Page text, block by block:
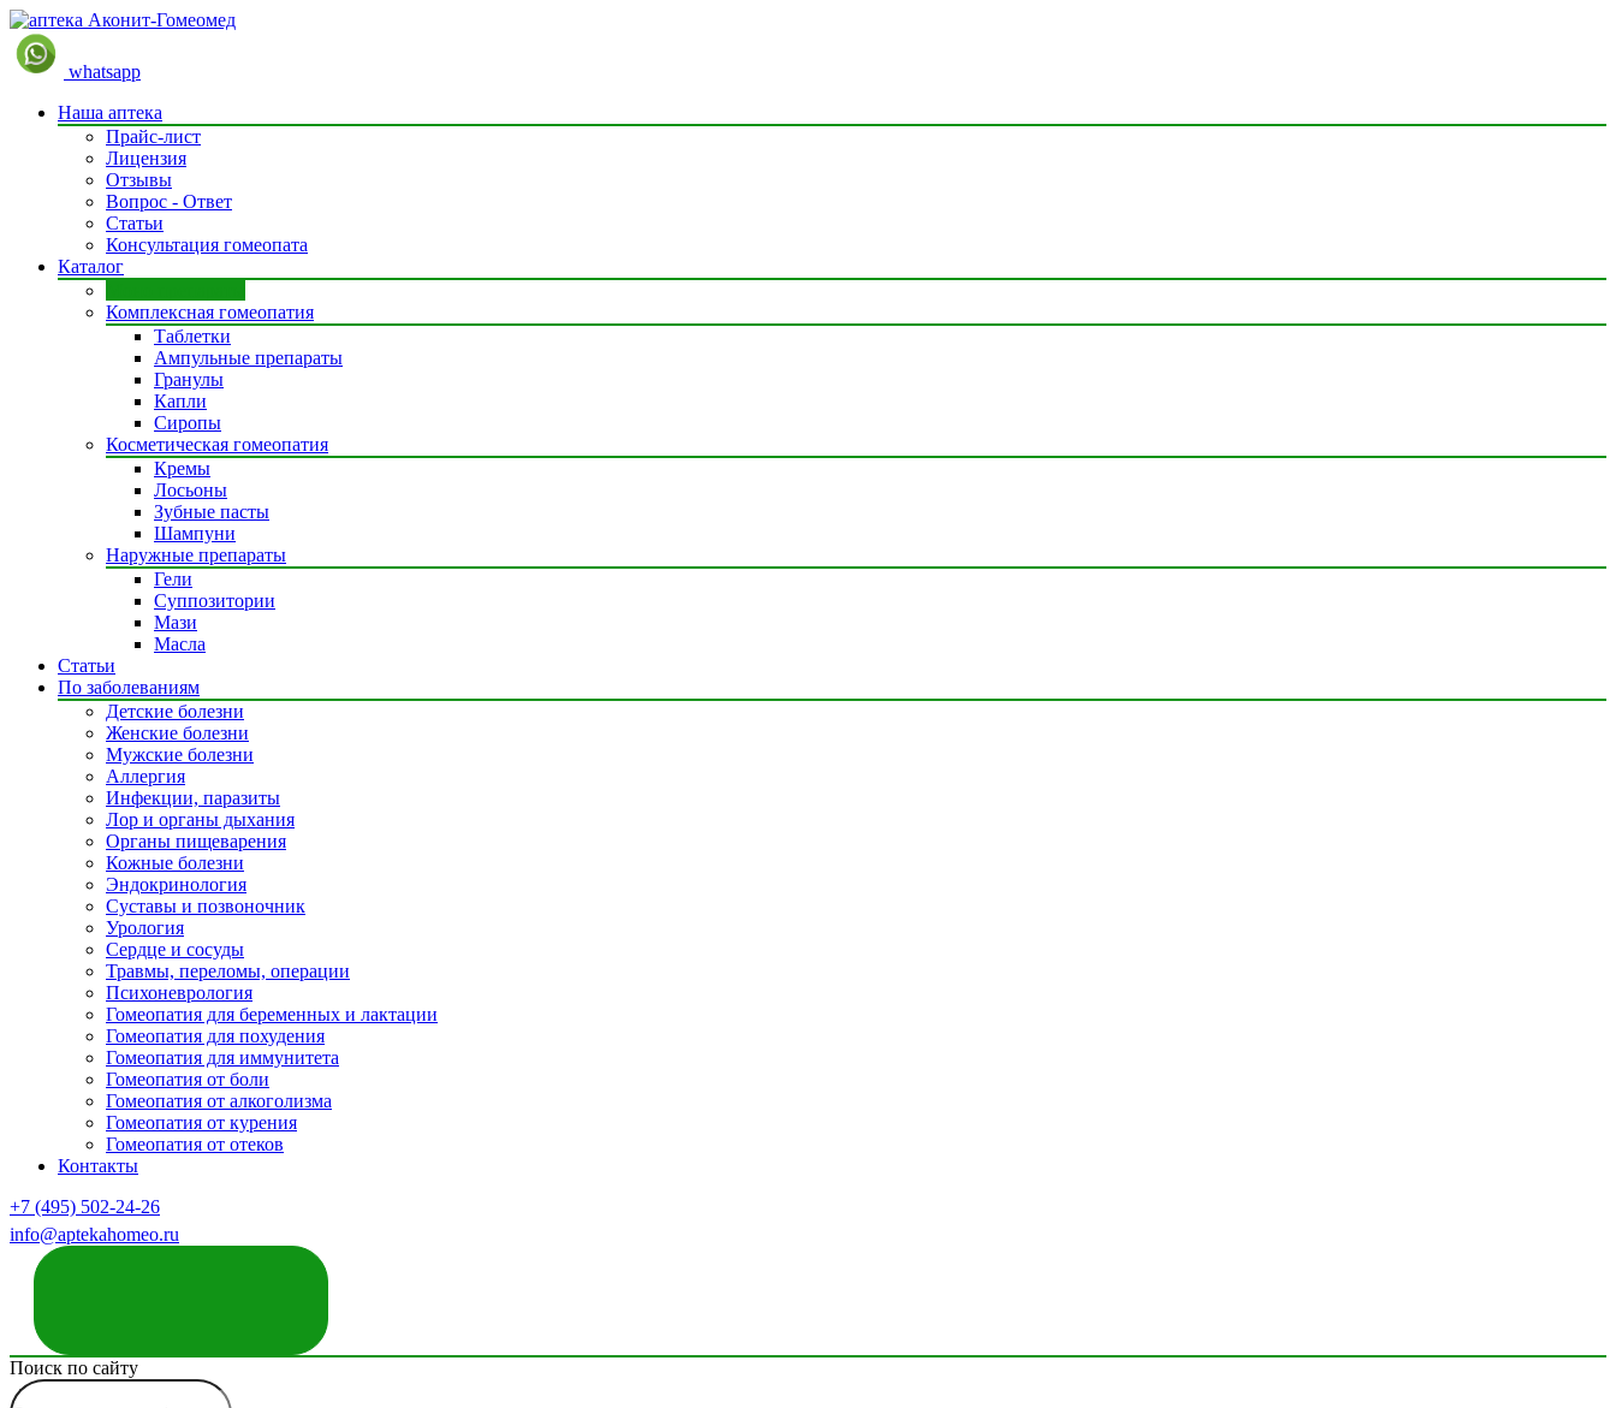
whatsapp
Наша аптека
Прайс-лист
Лицензия
Отзывы
Вопрос - Ответ
Статьи
Консультация гомеопата
Каталог
Комплексная гомеопатия
Таблетки
Ампульные препараты
Гранулы
Капли
Сиропы
Косметическая гомеопатия
Кремы
Лосьоны
Зубные пасты
Шампуни
Наружные препараты
Гели
Суппозитории
Мази
Масла
Статьи
По заболеваниям
Детские болезни
Женские болезни
Мужские болезни
Аллергия
Инфекции, паразиты
Лор и органы дыхания
Органы пищеварения
Кожные болезни
Эндокринология
Суставы и позвоночник
Урология
Сердце и сосуды
Травмы, переломы, операции
Психоневрология
Гомеопатия для беременных и лактации
Гомеопатия для похудения
Гомеопатия для иммунитета
Гомеопатия от боли
Гомеопатия от алкоголизма
Гомеопатия от курения
Гомеопатия от отеков
Контакты
+7 (495) 502-24-26
info@aptekahomeo.ru
Поиск по сайту